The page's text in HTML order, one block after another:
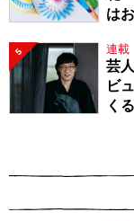
は
5 連載
芸
ビ
く